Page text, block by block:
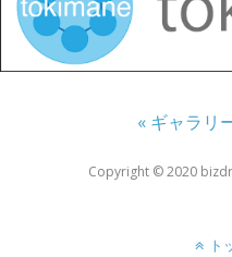
« ギャラリ
Copyright ©︎ 2020
ト